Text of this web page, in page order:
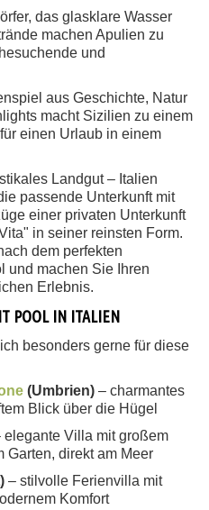
das glasklare Wasser
machen Apulien zu
und
aus Geschichte, Natur
macht Sizilien zu einem
einen Urlaub in einem
Landgut – Italien
passende Unterkunft mit
einer privaten Unterkunft
in seiner reinsten Form.
dem perfekten
und machen Sie Ihren
Erlebnis.
POOL IN ITALIEN
besonders gerne für diese
(Umbrien) – charmantes
Blick über die Hügel
elegante Villa mit großem
Garten, direkt am Meer
– stilvolle Ferienvilla mit
Komfort